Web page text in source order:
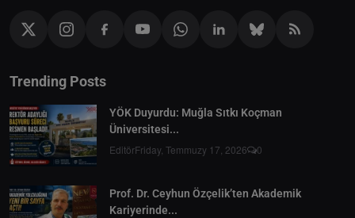
Trending Posts
YÖK Duyurdu: Muğla Sıtkı Koçman
Üniversitesi...
EditörFriday, Temmuzy 17, 2026 0
Prof. Dr. Ceyhun Özçelik’ten Akademik
Kariyerinde...